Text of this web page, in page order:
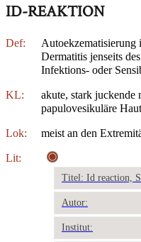
ID-REAKTION
Def:
Dermatitis jenseits
Infektions- oder
KL:
akute, stark juckende
papulovesikuläre
Lok: meist an den
Lit:
Titel: Id reaction,
Autor:
Institut: